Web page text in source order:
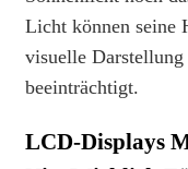
Licht können seine
visuelle
beeinträchtigt.
LCD-Displays